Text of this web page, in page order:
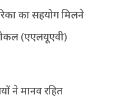
का सहयोग मिलने
(एएलयूएवी)
ने मानव रहित